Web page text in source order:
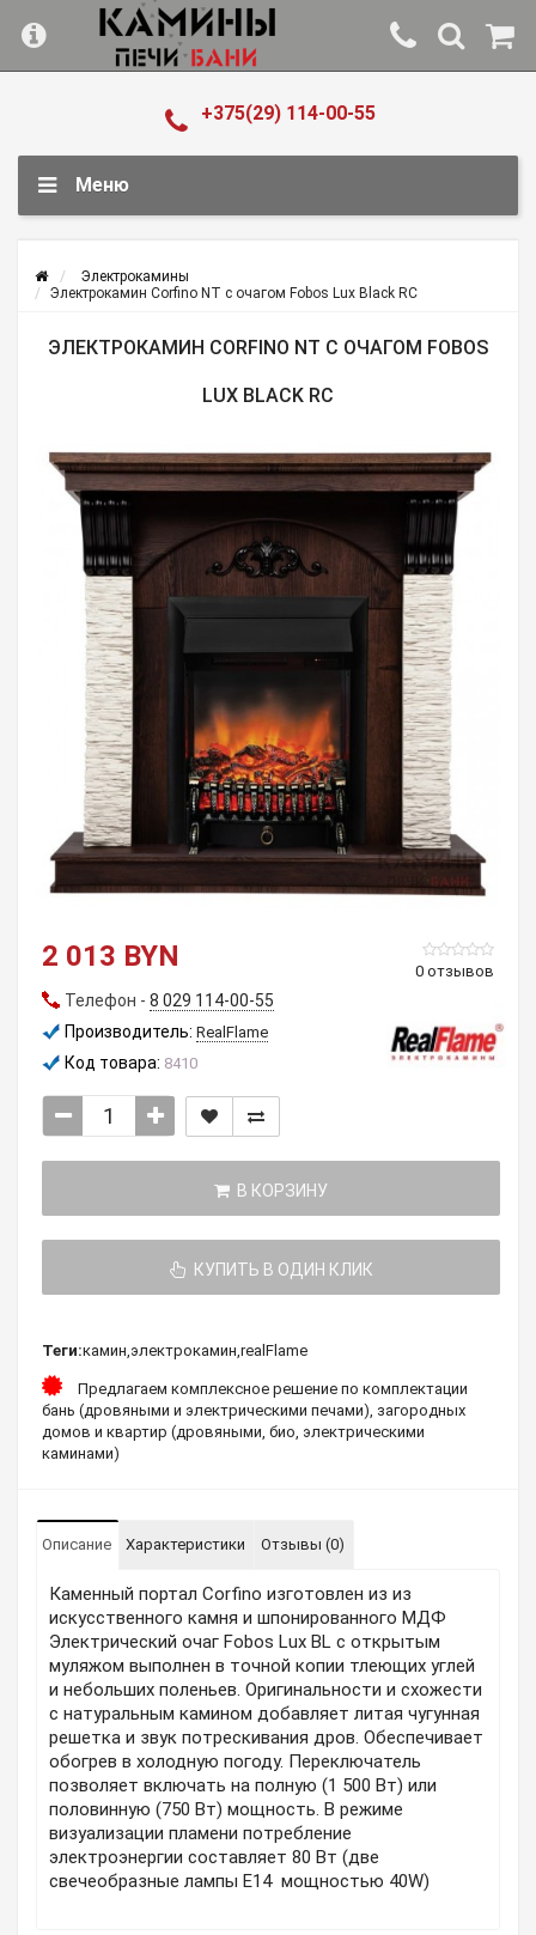
+375(29) 114-00-55
Меню
Электрокамины
Электрокамин Corfino NT с очагом Fobos Lux Black RC
ЭЛЕКТРОКАМИН CORFINO NT С ОЧАГОМ FOBOS
LUX BLACK RC
0 отзывов
2 013 BYN
Телефон - 8 029 114-00-55
Производитель: RealFlame
Код товара: 8410
В КОРЗИНУ
КУПИТЬ В ОДИН КЛИК
Теги:камин,электрокамин,realFlame
Предлагаем комплексное решение по комплектации
бань (дровяными и электрическими печами), загородных
домов и квартир (дровяными, био, электрическими
каминами)
Описание Характеристики Отзывы (0)
Каменный портал Corfino изготовлен из из
искусственного камня и шпонированного МДФ
Электрический очаг Fobos Lux BL с открытым
муляжом выполнен в точной копии тлеющих углей
и небольших поленьев. Оригинальности и схожести
с натуральным камином добавляет литая чугунная
решетка и звук потрескивания дров. Обеспечивает
обогрев в холодную погоду. Переключатель
позволяет включать на полную (1 500 Вт) или
половинную (750 Вт) мощность. В режиме
визуализации пламени потребление
электроэнергии составляет 80 Вт (две
свечеобразные лампы E14 мощностью 40W)